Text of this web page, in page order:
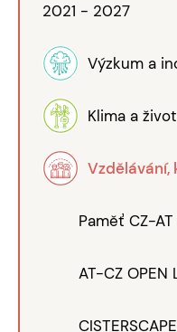
2021 - 2027
Výzkum a
Klima a
Vzdělávání,
Paměť CZ-
AT-CZ OPEN